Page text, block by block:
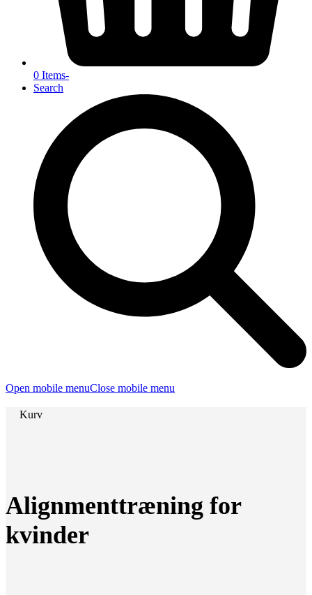
0 Items-
Search
Open mobile menuClose mobile menu
Kurv
Alignmenttræning for
kvinder